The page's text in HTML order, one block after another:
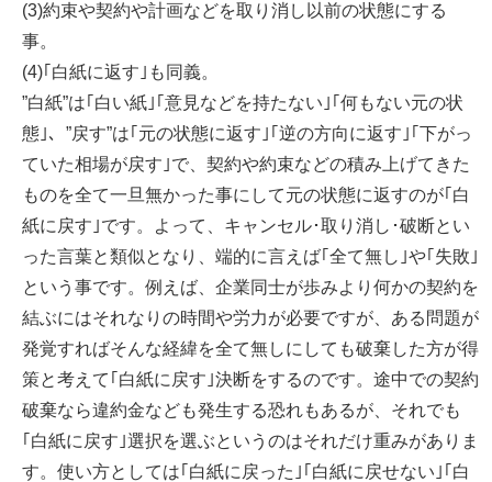
(3)約束や契約や計画などを取り消し以前の状態にする
事。
(4)｢白紙に返す｣も同義。
”白紙”は｢白い紙｣｢意見などを持たない｣｢何もない元の状
態｣、”戻す”は｢元の状態に返す｣｢逆の方向に返す｣｢下がっ
ていた相場が戻す｣で、契約や約束などの積み上げてきた
ものを全て一旦無かった事にして元の状態に返すのが｢白
紙に戻す｣です。よって、キャンセル･取り消し･破断とい
った言葉と類似となり、端的に言えば｢全て無し｣や｢失敗｣
という事です。例えば、企業同士が歩みより何かの契約を
結ぶにはそれなりの時間や労力が必要ですが、ある問題が
発覚すればそんな経緯を全て無しにしても破棄した方が得
策と考えて｢白紙に戻す｣決断をするのです。途中での契約
破棄なら違約金なども発生する恐れもあるが、それでも
｢白紙に戻す｣選択を選ぶというのはそれだけ重みがありま
す。使い方としては｢白紙に戻った｣｢白紙に戻せない｣｢白